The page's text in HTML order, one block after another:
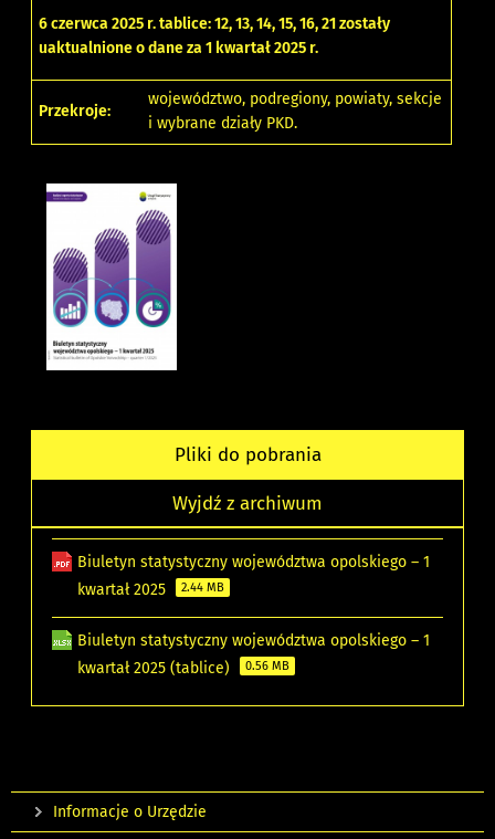
6 czerwca 2025 r. tablice: 12, 13, 14, 15, 16, 21 zostały
uaktualnione o dane za 1 kwartał 2025 r.
Przekroje:
województwo, podregiony, powiaty, sekcje
i wybrane działy PKD.
Pliki do pobrania
Wyjdź z archiwum
Biuletyn statystyczny województwa opolskiego – 1
kwartał 2025
2.44 MB
Biuletyn statystyczny województwa opolskiego – 1
kwartał 2025 (tablice)
0.56 MB
Informacje o Urzędzie